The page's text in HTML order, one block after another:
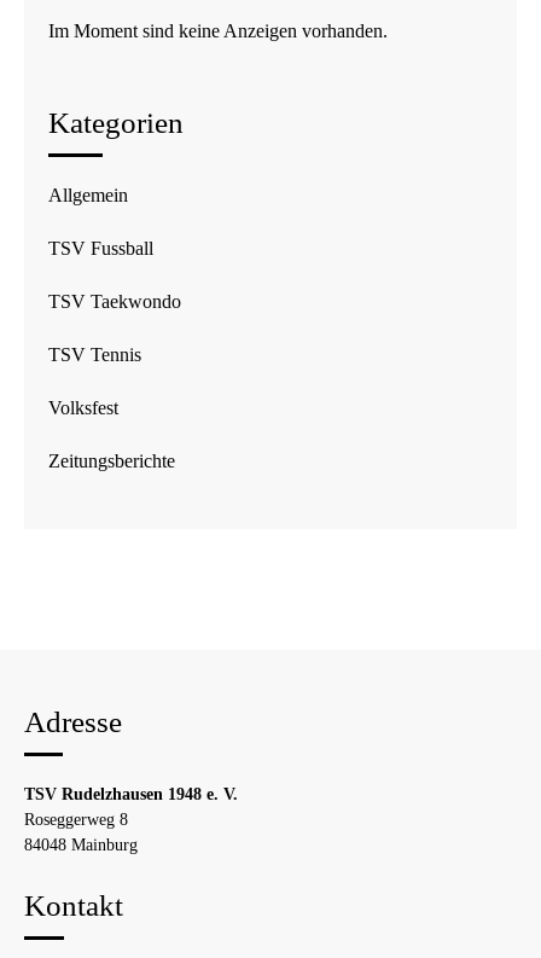
Im Moment sind keine Anzeigen vorhanden.
Kategorien
Allgemein
TSV Fussball
TSV Taekwondo
TSV Tennis
Volksfest
Zeitungsberichte
Adresse
TSV Rudelzhausen 1948 e. V.
Roseggerweg 8
84048 Mainburg
Kontakt